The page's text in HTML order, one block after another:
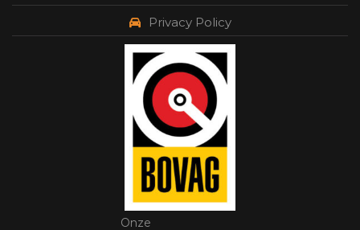
Privacy Policy
Onze